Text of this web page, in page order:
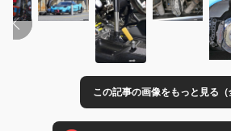
この記事の画像をもっと見る（